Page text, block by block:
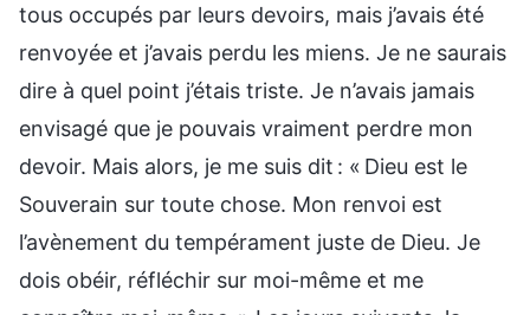
tous occupés par leurs devoirs, mais j’avais été
renvoyée et j’avais perdu les miens. Je ne saurais
dire à quel point j’étais triste. Je n’avais jamais
envisagé que je pouvais vraiment perdre mon
devoir. Mais alors, je me suis dit : « Dieu est le
Souverain sur toute chose. Mon renvoi est
l’avènement du tempérament juste de Dieu. Je
dois obéir, réfléchir sur moi-même et me